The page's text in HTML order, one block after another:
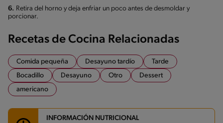
6. Retira del horno y deja enfriar un poco antes de desmoldar y
porcionar.
Recetas de Cocina Relacionadas
Comida pequeña Desayuno tardío
Tarde
Bocadillo
Desayuno Otro
Dessert
americano
INFORMACIÓN NUTRICIONAL